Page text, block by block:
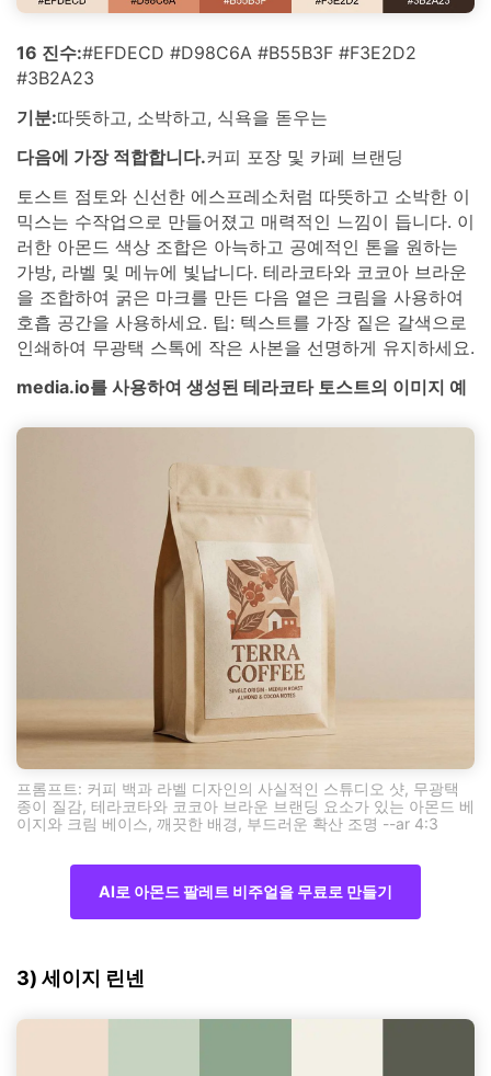
16 진수:#EFDECD #D98C6A #B55B3F #F3E2D2
#3B2A23
기분:따뜻하고, 소박하고, 식욕을 돋우는
다음에 가장 적합합니다.커피 포장 및 카페 브랜딩
토스트 점토와 신선한 에스프레소처럼 따뜻하고 소박한 이
믹스는 수작업으로 만들어졌고 매력적인 느낌이 듭니다. 이
러한 아몬드 색상 조합은 아늑하고 공예적인 톤을 원하는
가방, 라벨 및 메뉴에 빛납니다. 테라코타와 코코아 브라운
을 조합하여 굵은 마크를 만든 다음 옅은 크림을 사용하여
호흡 공간을 사용하세요. 팁: 텍스트를 가장 짙은 갈색으로
인쇄하여 무광택 스톡에 작은 사본을 선명하게 유지하세요.
media.io를 사용하여 생성된 테라코타 토스트의 이미지 예
프롬프트: 커피 백과 라벨 디자인의 사실적인 스튜디오 샷, 무광택
종이 질감, 테라코타와 코코아 브라운 브랜딩 요소가 있는 아몬드 베
이지와 크림 베이스, 깨끗한 배경, 부드러운 확산 조명 --ar 4:3
AI로 아몬드 팔레트 비주얼을 무료로 만들기
3) 세이지 린넨